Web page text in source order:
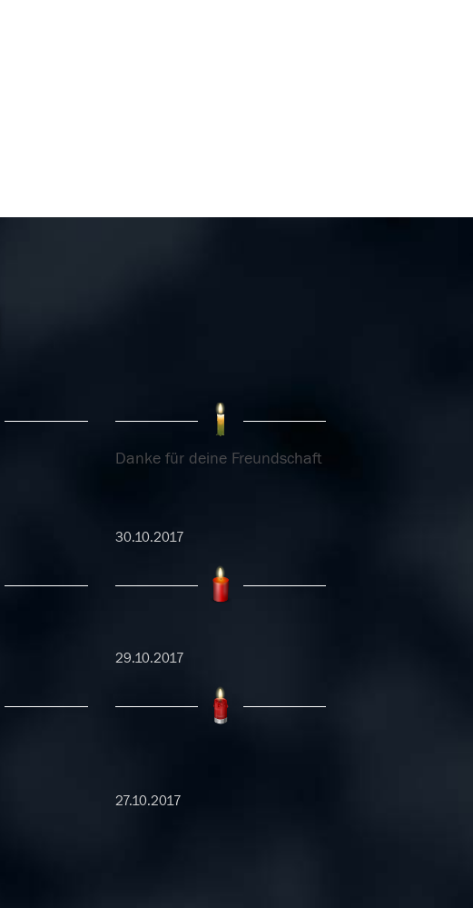
Danke für deine Freundschaft
30.10.2017
29.10.2017
27.10.2017